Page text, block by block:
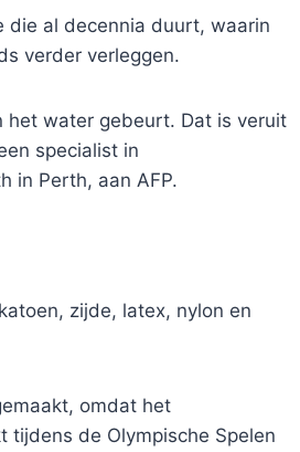
die al decennia duurt, waarin
verder verleggen.
het water gebeurt. Dat is veruit
specialist in
in Perth, aan AFP.
zijde, latex, nylon en
omdat het
de Olympische Spelen